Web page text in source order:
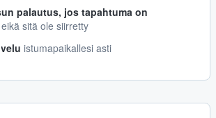
palautus, jos tapahtuma on
eikä sitä ole siirretty
istumapaikallesi asti